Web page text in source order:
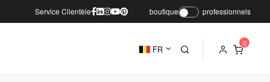
Service Clientèle boutique professionnels
FR